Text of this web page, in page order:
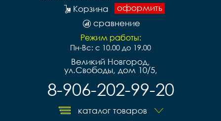
оформить
Корзина
сравнение
Режим работы:
Пн-Вс: с 10.00 до 19.00
Великий Новгород,
ул.Свободы, дом 10/5,
8-906-202-99-20
каталог товаров